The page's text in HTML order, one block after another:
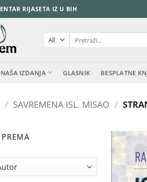
RIJASETA IZ U BIH
NAŠA IZDANJA GLASNIK BESPLATNE
/ SAVREMENA ISL. MISAO /